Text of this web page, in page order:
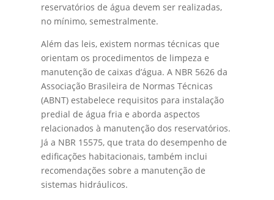
reservatórios de água devem ser realizadas,
no mínimo, semestralmente.
Além das leis, existem normas técnicas que
orientam os procedimentos de limpeza e
manutenção de caixas d’água. A NBR 5626 da
Associação Brasileira de Normas Técnicas
(ABNT) estabelece requisitos para instalação
predial de água fria e aborda aspectos
relacionados à manutenção dos reservatórios.
Já a NBR 15575, que trata do desempenho de
edificações habitacionais, também inclui
recomendações sobre a manutenção de
sistemas hidráulicos.